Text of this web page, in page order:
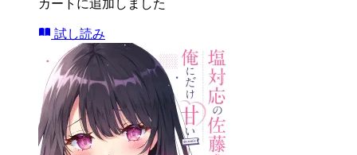
カートに追加しました
試し読み